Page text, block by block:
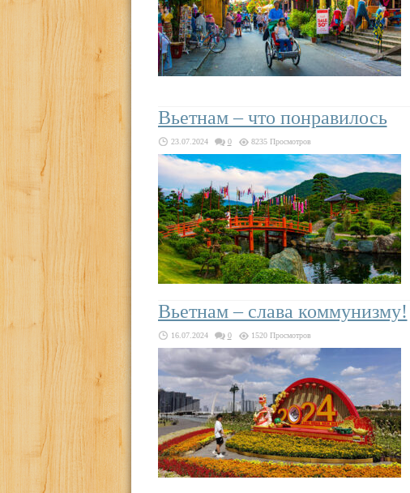
Вьетнам – что понравилось
23.07.2024 0 8235 Просмотров
Вьетнам – слава коммунизму!
16.07.2024 0 1520 Просмотров